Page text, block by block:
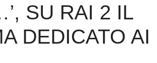
SU RAI 2 IL
DEDICATO AI